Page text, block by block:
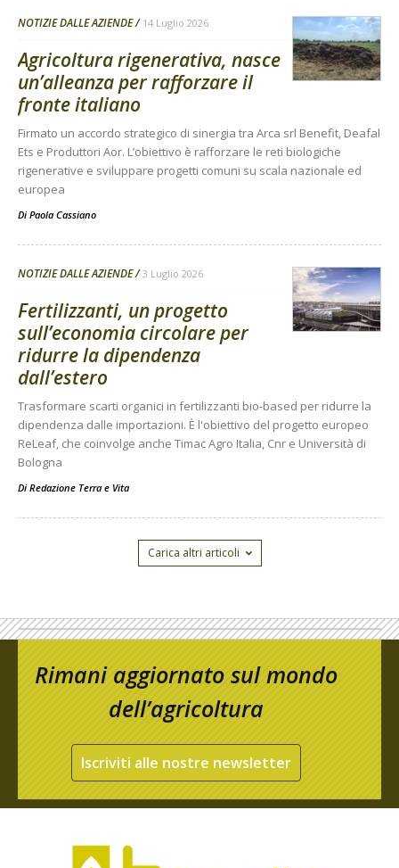
NOTIZIE DALLE AZIENDE 14 Luglio 2026
Agricoltura rigenerativa, nasce
un’alleanza per rafforzare il
fronte italiano
Firmato un accordo strategico di sinergia tra Arca srl Benefit, Deafal
Ets e Produttori Aor. L’obiettivo è rafforzare le reti biologiche
rigenerative e sviluppare progetti comuni su scala nazionale ed
europea
Di Paola Cassiano
NOTIZIE DALLE AZIENDE 3 Luglio 2026
Fertilizzanti, un progetto
sull’economia circolare per
ridurre la dipendenza
dall’estero
Trasformare scarti organici in fertilizzanti bio-based per ridurre la
dipendenza dalle importazioni. È l'obiettivo del progetto europeo
ReLeaf, che coinvolge anche Timac Agro Italia, Cnr e Università di
Bologna
Di Redazione Terra e Vita
Carica altri articoli
Rimani aggiornato sul mondo
dell’agricoltura
Iscriviti alle nostre newsletter